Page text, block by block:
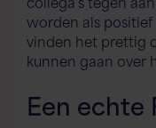
worden als positief
vinden het prettig
kunnen gaan over
Een echte